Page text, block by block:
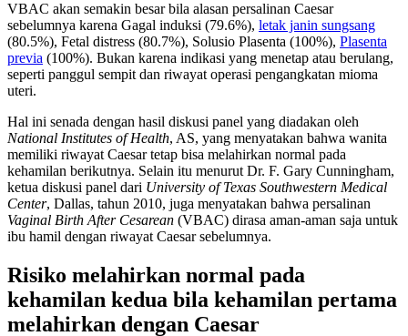
VBAC akan semakin besar bila alasan persalinan Caesar
sebelumnya karena Gagal induksi (79.6%), letak janin sungsang
(80.5%), Fetal distress (80.7%), Solusio Plasenta (100%), Plasenta
previa (100%). Bukan karena indikasi yang menetap atau berulang,
seperti panggul sempit dan riwayat operasi pengangkatan mioma
uteri.
Hal ini senada dengan hasil diskusi panel yang diadakan oleh
National Institutes of Health, AS, yang menyatakan bahwa wanita
memiliki riwayat Caesar tetap bisa melahirkan normal pada
kehamilan berikutnya. Selain itu menurut Dr. F. Gary Cunningham,
ketua diskusi panel dari University of Texas Southwestern Medical
Center, Dallas, tahun 2010, juga menyatakan bahwa persalinan
Vaginal Birth After Cesarean (VBAC) dirasa aman-aman saja untuk
ibu hamil dengan riwayat Caesar sebelumnya.
Risiko melahirkan normal pada
kehamilan kedua bila kehamilan pertama
melahirkan dengan Caesar